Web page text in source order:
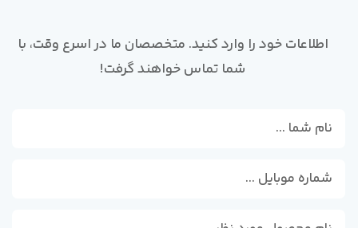
اطلاعات خود را وارد کنید. متخصصان ما در اسرع وقت، با
شما تماس خواهند گرفت!